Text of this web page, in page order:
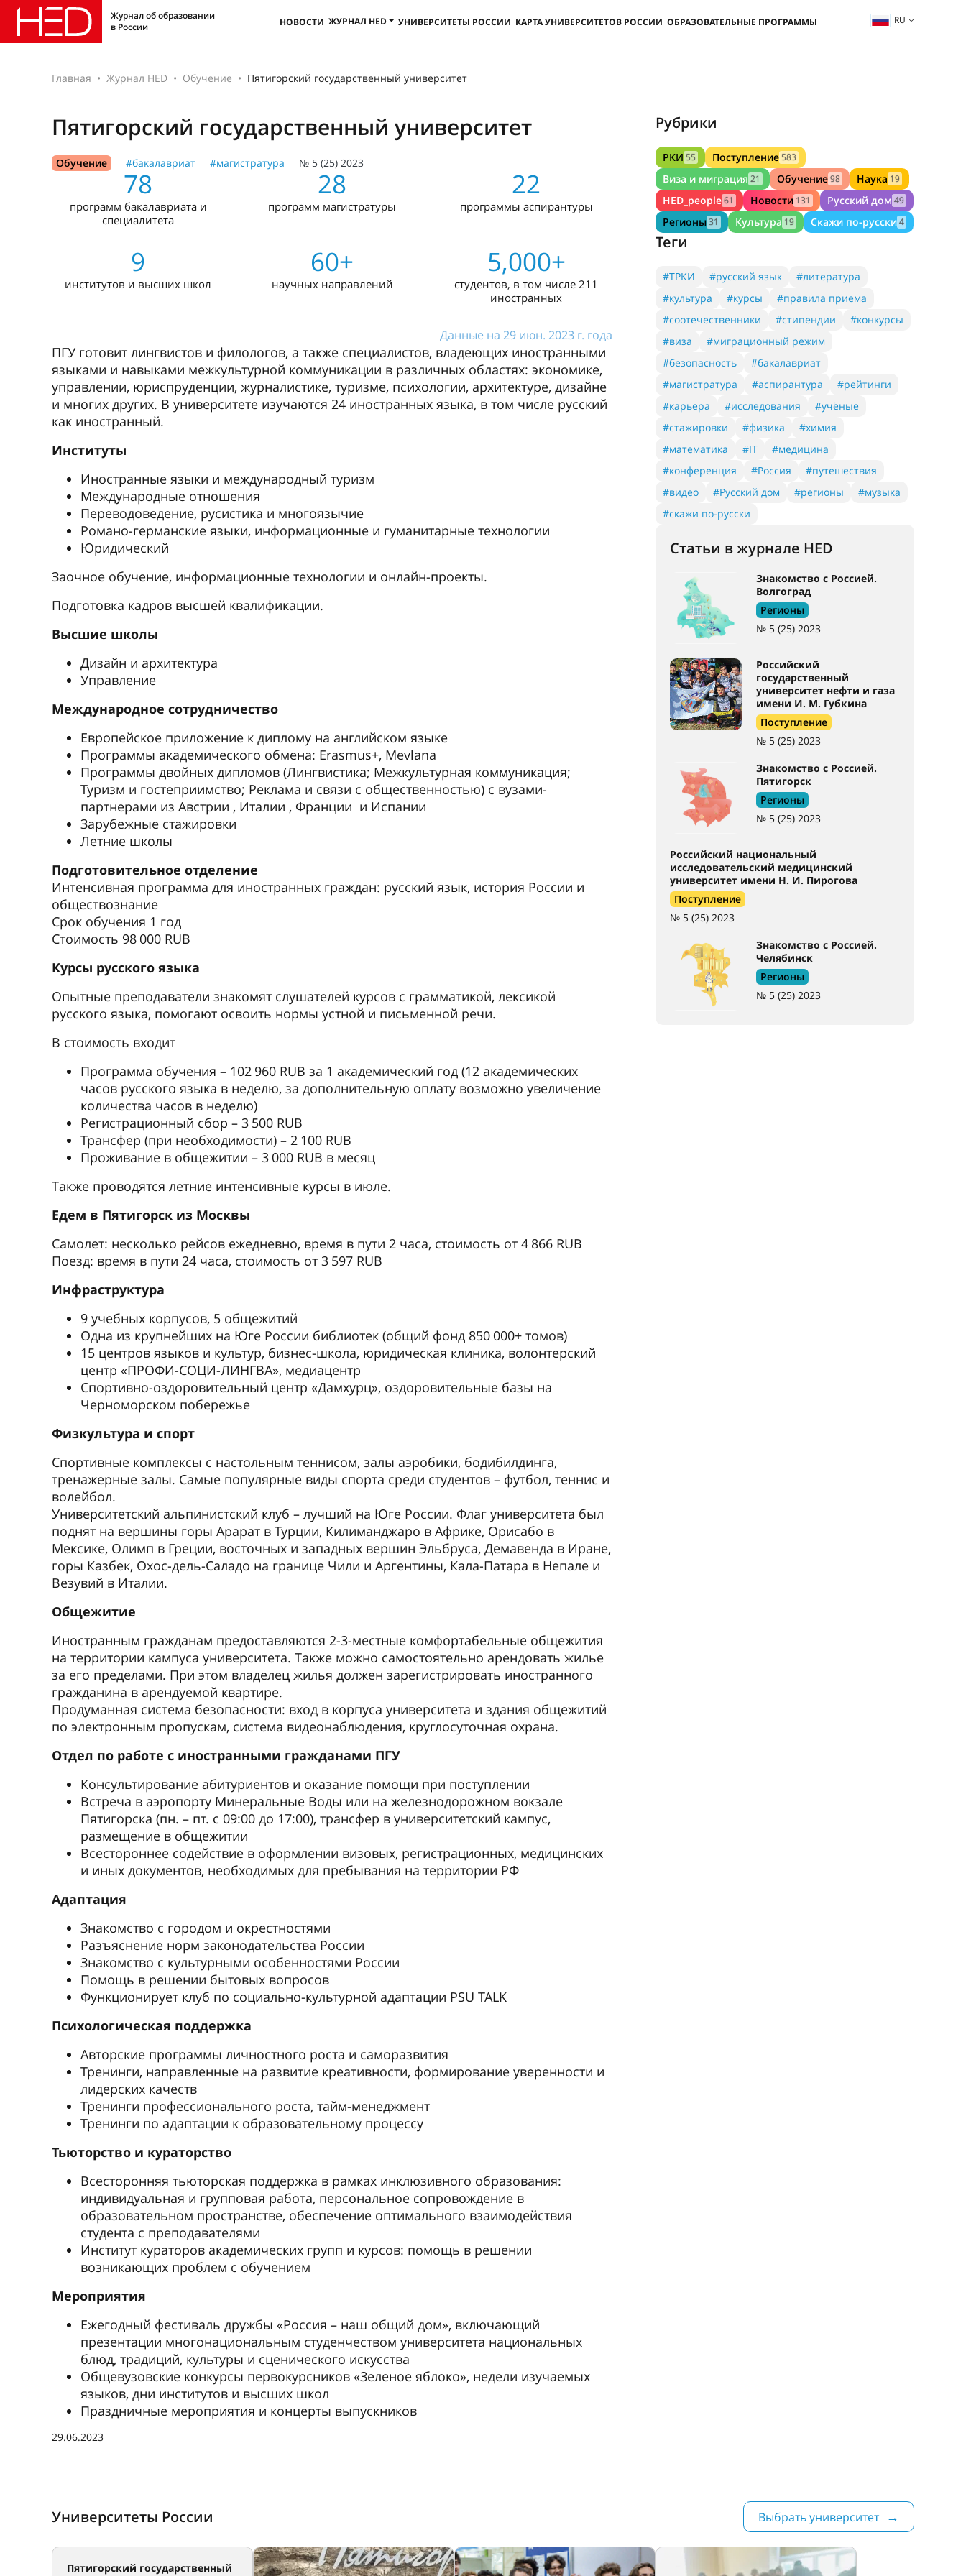
Журнал об образовании
в России
НОВОСТИ ЖУРНАЛ HED УНИВЕРСИТЕТЫ РОССИИ КАРТА УНИВЕРСИТЕТОВ РОССИИ ОБРАЗОВАТЕЛЬНЫЕ ПРОГРАММЫ RU
Главная Журнал HED Обучение Пятигорский государственный университет
Пятигорский государственный университет
Обучение #бакалавриат #магистратура № 5 (25) 2023
78
программ бакалавриата и
специалитета
28
программ магистратуры
22
программы аспирантуры
9
институтов и высших школ
60+
научных направлений
5,000+
студентов, в том числе 211
иностранных
Данные на 29 июн. 2023 г. года
ПГУ готовит лингвистов и филологов, а также специалистов, владеющих иностранными
языками и навыками межкультурной коммуникации в различных областях: экономике,
управлении, юриспруденции, журналистике, туризме, психологии, архитектуре, дизайне
и многих других. В университете изучаются 24 иностранных языка, в том числе русский
как иностранный.
Институты
Иностранные языки и международный туризм
Международные отношения
Переводоведение, русистика и многоязычие
Романо-германские языки, информационные и гуманитарные технологии
Юридический
Заочное обучение, информационные технологии и онлайн-проекты.
Подготовка кадров высшей квалификации.
Высшие школы
Дизайн и архитектура
Управление
Международное сотрудничество
Европейское приложение к диплому на английском языке
Программы академического обмена: Erasmus+, Mevlana
Программы двойных дипломов (Лингвистика; Межкультурная коммуникация;
Туризм и гостеприимство; Реклама и связи с общественностью) с вузами-
партнерами из Австрии , Италии , Франции и Испании
Зарубежные стажировки
Летние школы
Подготовительное отделение
Интенсивная программа для иностранных граждан: русский язык, история России и
обществознание
Срок обучения 1 год
Стоимость 98 000 RUB
Курсы русского языка
Опытные преподаватели знакомят слушателей курсов с грамматикой, лексикой
русского языка, помогают освоить нормы устной и письменной речи.
В стоимость входит
Программа обучения – 102 960 RUB за 1 академический год (12 академических
часов русского языка в неделю, за дополнительную оплату возможно увеличение
количества часов в неделю)
Регистрационный сбор – 3 500 RUB
Трансфер (при необходимости) – 2 100 RUB
Проживание в общежитии – 3 000 RUB в месяц
Также проводятся летние интенсивные курсы в июле.
Едем в Пятигорск из Москвы
Самолет: несколько рейсов ежедневно, время в пути 2 часа, стоимость от 4 866 RUB
Поезд: время в пути 24 часа, стоимость от 3 597 RUB
Инфраструктура
9 учебных корпусов, 5 общежитий
Одна из крупнейших на Юге России библиотек (общий фонд 850 000+ томов)
15 центров языков и культур, бизнес-школа, юридическая клиника, волонтерский
центр «ПРОФИ-СОЦИ-ЛИНГВА», медиацентр
Спортивно-оздоровительный центр «Дамхурц», оздоровительные базы на
Черноморском побережье
Физкультура и спорт
Спортивные комплексы с настольным теннисом, залы аэробики, бодибилдинга,
тренажерные залы. Самые популярные виды спорта среди студентов – футбол, теннис и
волейбол.
Университетский альпинистский клуб – лучший на Юге России. Флаг университета был
поднят на вершины горы Арарат в Турции, Килиманджаро в Африке, Орисабо в
Мексике, Олимп в Греции, восточных и западных вершин Эльбруса, Демавенда в Иране,
горы Казбек, Охос-дель-Саладо на границе Чили и Аргентины, Кала-Патара в Непале и
Везувий в Италии.
Общежитие
Иностранным гражданам предоставляются 2-3-местные комфортабельные общежития
на территории кампуса университета. Также можно самостоятельно арендовать жилье
за его пределами. При этом владелец жилья должен зарегистрировать иностранного
гражданина в арендуемой квартире.
Продуманная система безопасности: вход в корпуса университета и здания общежитий
по электронным пропускам, система видеонаблюдения, круглосуточная охрана.
Отдел по работе с иностранными гражданами ПГУ
Консультирование абитуриентов и оказание помощи при поступлении
Встреча в аэропорту Минеральные Воды или на железнодорожном вокзале
Пятигорска (пн. – пт. с 09:00 до 17:00), трансфер в университетский кампус,
размещение в общежитии
Всестороннее содействие в оформлении визовых, регистрационных, медицинских
и иных документов, необходимых для пребывания на территории РФ
Адаптация
Знакомство с городом и окрестностями
Разъяснение норм законодательства России
Знакомство с культурными особенностями России
Помощь в решении бытовых вопросов
Функционирует клуб по социально-культурной адаптации PSU TALK
Психологическая поддержка
Авторские программы личностного роста и саморазвития
Тренинги, направленные на развитие креативности, формирование уверенности и
лидерских качеств
Тренинги профессионального роста, тайм-менеджмент
Тренинги по адаптации к образовательному процессу
Тьюторство и кураторство
Всесторонняя тьюторская поддержка в рамках инклюзивного образования:
индивидуальная и групповая работа, персональное сопровождение в
образовательном пространстве, обеспечение оптимального взаимодействия
студента с преподавателями
Институт кураторов академических групп и курсов: помощь в решении
возникающих проблем с обучением
Мероприятия
Ежегодный фестиваль дружбы «Россия – наш общий дом», включающий
презентации многонациональным студенчеством университета национальных
блюд, традиций, культуры и сценического искусства
Общевузовские конкурсы первокурсников «Зеленое яблоко», недели изучаемых
языков, дни институтов и высших школ
Праздничные мероприятия и концерты выпускников
29.06.2023
Рубрики
РКИ 55 Поступление583
Виза и миграция 21 Обучение98 Наука 19
HED_people61 Новости 131 Русский дом 49
Регионы31 Культура 19 Скажи по-русски4
Теги
#ТРКИ #русский язык
#литература
#культура
#курсы
#правила приема
#соотечественники
#стипендии
#конкурсы
#виза
#миграционный режим
#безопасность
#бакалавриат
#магистратура
#аспирантура
#рейтинги
#карьера
#исследования
#учёные
#стажировки
#физика
#химия
#математика
#IT
#медицина
#конференция
#Россия
#путешествия
#видео
#Русский дом #регионы
#музыка
#скажи по-русски
Статьи в журнале HED
Знакомство с Россией.
Волгоград
Регионы
№ 5 (25) 2023
Российский
государственный
университет нефти и газа
имени И. М. Губкина
Поступление
№ 5 (25) 2023
Знакомство с Россией.
Пятигорск
Регионы
№ 5 (25) 2023
Российский национальный
исследовательский медицинский
университет имени Н. И. Пирогова
Поступление
№ 5 (25) 2023
Знакомство с Россией.
Челябинск
Регионы
№ 5 (25) 2023
Университеты России Выбрать университет
Пятигорский государственный